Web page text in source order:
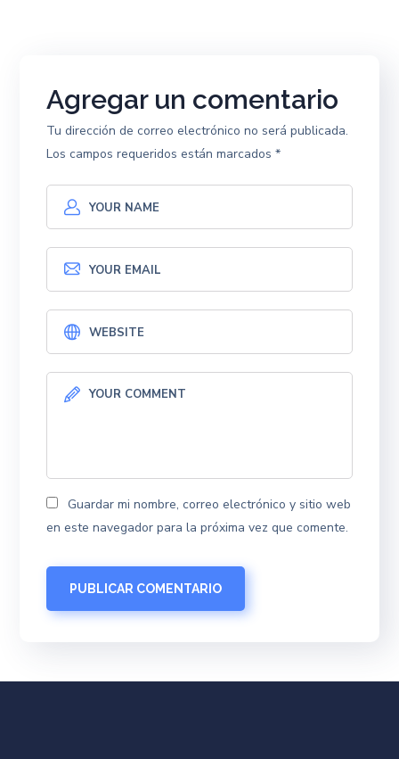
Agregar un comentario
Tu dirección de correo electrónico no será publicada.
Los campos requeridos están marcados*
Guardar mi nombre, correo electrónico y sitio web
en este navegador para la próxima vez que comente.